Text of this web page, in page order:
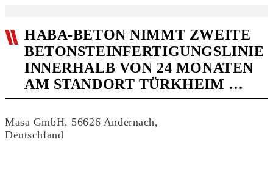
HABA-BETON NIMMT ZWEITE
BETONSTEINFERTIGUNGSLINIE
INNERHALB VON 24 MONATEN
AM STANDORT TÜRKHEIM …
Masa GmbH, 56626 Andernach,
Deutschland